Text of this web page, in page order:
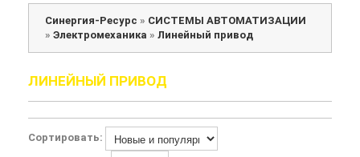
Синергия-Ресурс » СИСТЕМЫ АВТОМАТИЗАЦИИ
» Электромеханика » Линейный привод
ЛИНЕЙНЫЙ ПРИВОД
Сортировать: